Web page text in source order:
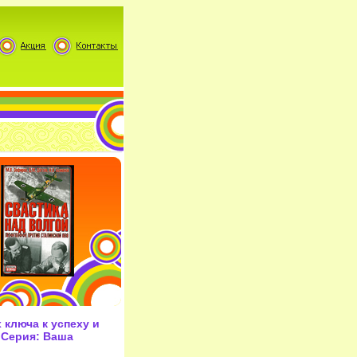
ключа к успеху и
Ваша